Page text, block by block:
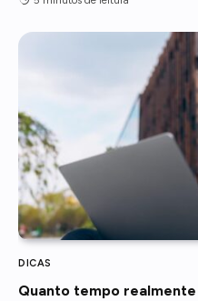
DICAS
Quanto tempo